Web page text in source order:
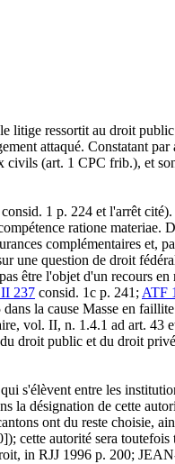
litige ressortit au droit
attaqué. Constatant
civils (art. 1 CPC frib.), et
consid. 1 p. 224 et l'arrêt cité).
ratione materiae.
complémentaires et,
une question de droit
être l'objet d'un recours
237 consid. 1c p. 241; ATF
la cause Masse en
vol. II, n. 1.4.1 ad art. 43
droit public et du droit
s'élèvent entre les
la désignation de cette
ont du reste choisie,
autorité sera toutefois
in RJJ 1996 p. 200;